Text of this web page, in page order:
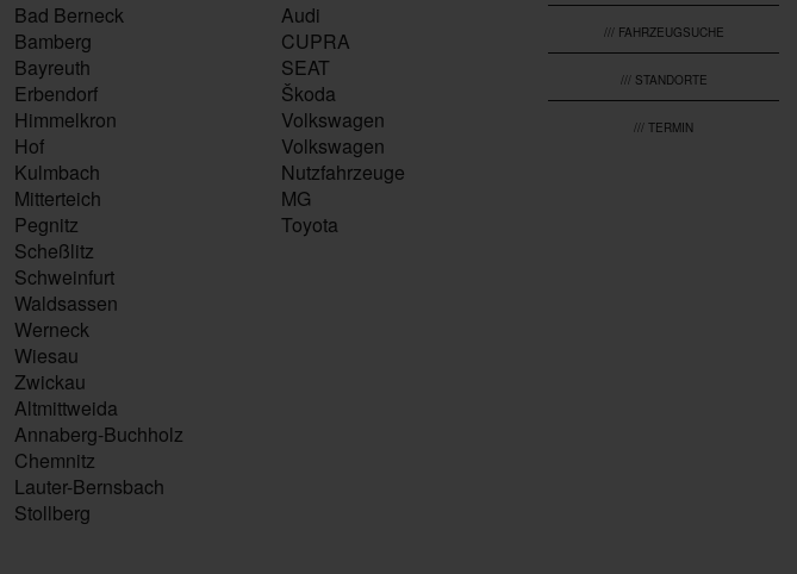
Bad Berneck
Bamberg
Bayreuth
Erbendorf
Himmelkron
Hof
Kulmbach
Mitterteich
Pegnitz
Scheßlitz
Schweinfurt
Waldsassen
Werneck
Wiesau
Zwickau
Altmittweida
Annaberg-Buchholz
Chemnitz
Lauter-Bernsbach
Stollberg
Audi
CUPRA
SEAT
Škoda
Volkswagen
Volkswagen
Nutzfahrzeuge
MG
Toyota
/// FAHRZEUGSUCHE
/// STANDORTE
/// TERMIN